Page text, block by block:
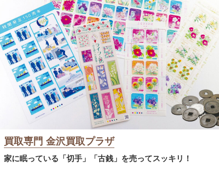
買取専門 金沢買取プラザ
家に眠っている「切手」「古銭」を売ってスッキリ！